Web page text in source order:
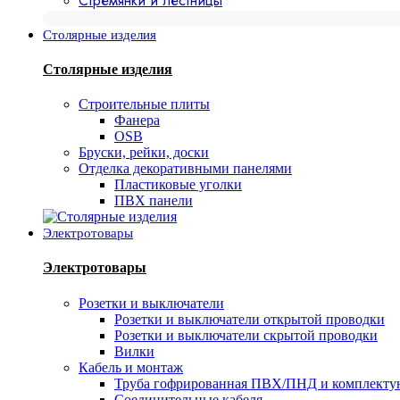
Столярные изделия
Столярные изделия
Строительные плиты
Фанера
OSB
Бруски, рейки, доски
Отделка декоративными панелями
Пластиковые уголки
ПВХ панели
Электротовары
Электротовары
Розетки и выключатели
Розетки и выключатели открытой проводки
Розетки и выключатели скрытой проводки
Вилки
Кабель и монтаж
Труба гофрированная ПВХ/ПНД и